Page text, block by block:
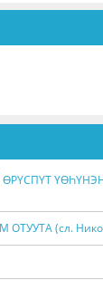
ОТУУТА (сл.